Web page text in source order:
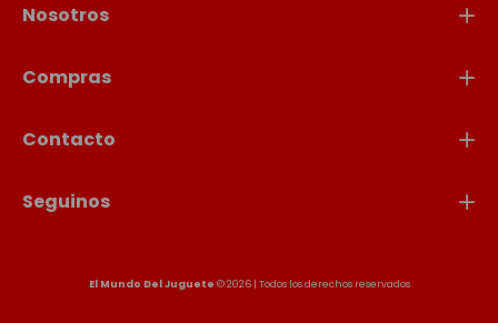
Nosotros
Compras
Contacto
Seguinos
El Mundo Del Juguete © 2026 | Todos los derechos reservados